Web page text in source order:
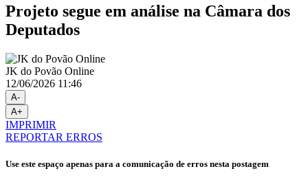
Projeto segue em análise na Câmara dos
Deputados
JK do Povão Online
12/06/2026 11:46
A-
A+
IMPRIMIR
REPORTAR ERROS
Use este espaço apenas para a comunicação de erros nesta postagem